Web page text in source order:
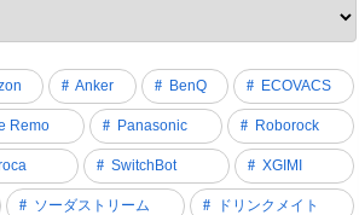
Anker BenQ ECOVACS
Remo Panasonic Roborock
SwitchBot XGIMI
ソーダストリーム ドリンクメイト